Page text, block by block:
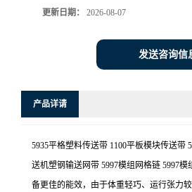
更新日期： 2026-08-07
发送咨询信
产品详请
5935平格塑料传送带 1100平板模块传送带
送机塑钢输送网带 5997模组网格链 5997
备更佳的能效，由于体重轻巧、运行张力